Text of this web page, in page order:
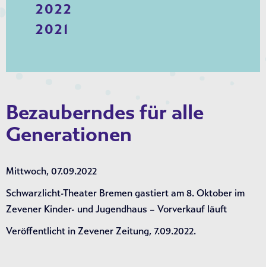
2022
2021
Bezauberndes für alle
Generationen
Mittwoch, 07.09.2022
Schwarzlicht-Theater Bremen gastiert am 8. Oktober im
Zevener Kinder- und Jugendhaus – Vorverkauf läuft
Veröffentlicht in Zevener Zeitung, 7.09.2022.